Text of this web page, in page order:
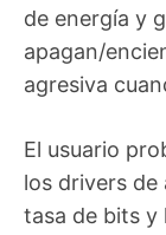
de energía y
apagan/
agresiva
El usuario
los drivers de
tasa de bits y